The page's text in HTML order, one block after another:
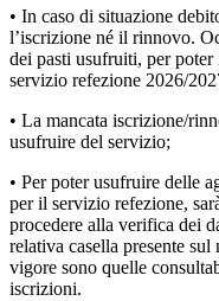
• In caso di situazione
l’iscrizione né il rinnovo.
dei pasti usufruiti, per
servizio refezione 2026/
• La mancata iscrizione/
usufruire del servizio;
• Per poter usufruire delle
per il servizio refezione,
procedere alla verifica dei
relativa casella presente
vigore sono quelle
iscrizioni.